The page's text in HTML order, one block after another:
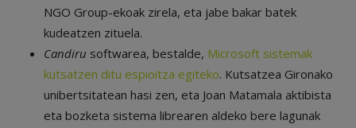
NGO Group-ekoak zirela, eta jabe bakar batek
kudeatzen zituela.
Candiru softwarea, bestalde, Microsoft sistemak
kutsatzen ditu espioitza egiteko. Kutsatzea Gironako
unibertsitatean hasi zen, eta Joan Matamala aktibista
eta bozketa sistema librearen aldeko bere lagunak